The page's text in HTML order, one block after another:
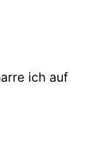
ich auf